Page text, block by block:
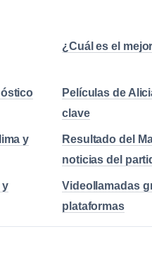
¿Cuál es el
Películas de
clave
y
Resultado del
noticias del
y
Videollamadas
plataformas